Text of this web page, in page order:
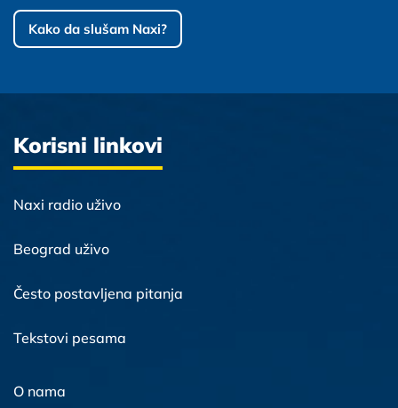
Kako da slušam Naxi?
Korisni linkovi
Naxi radio uživo
Beograd uživo
Često postavljena pitanja
Tekstovi pesama
O nama